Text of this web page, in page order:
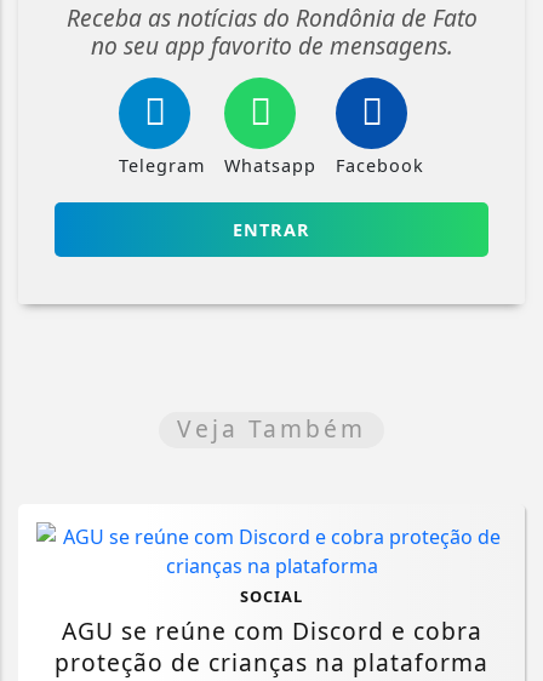
Receba as notícias do Rondônia de Fato
no seu app favorito de mensagens.
Telegram Whatsapp Facebook
ENTRAR
Veja Também
SOCIAL
AGU se reúne com Discord e cobra
proteção de crianças na plataforma